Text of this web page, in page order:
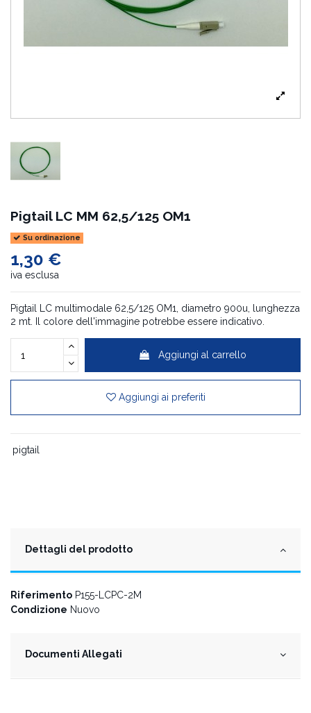
Pigtail LC MM 62,5/125 OM1
Su ordinazione
1,30 €
iva esclusa
Pigtail LC multimodale 62,5/125 OM1, diametro 900u, lunghezza
2 mt. Il colore dell'immagine potrebbe essere indicativo.
Aggiungi al carrello
Aggiungi ai preferiti
pigtail
Dettagli del prodotto
Riferimento P155-LCPC-2M
Condizione Nuovo
Documenti Allegati